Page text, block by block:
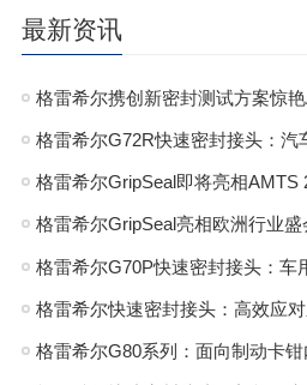
最新资讯